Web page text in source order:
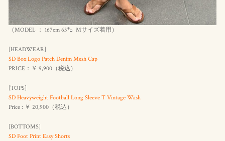
（MODEL ： 167cm 63㌔ Mサイズ着用）
[HEADWEAR]
SD Box Logo Patch Denim Mesh Cap
PRICE：￥ 9,900（税込 ）
[TOPS]
SD Heavyweight Football Long Sleeve T Vintage Wash
Price : ￥ 20,900（税込 ）
[BOTTOMS]
SD Foot Print Easy Shorts